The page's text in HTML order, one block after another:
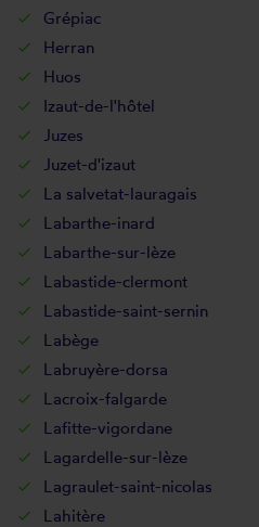
Grépiac
Herran
Huos
Izaut-de-l'hôtel
Juzes
Juzet-d'izaut
La salvetat-lauragais
Labarthe-inard
Labarthe-sur-lèze
Labastide-clermont
Labastide-saint-sernin
Labège
Labruyère-dorsa
Lacroix-falgarde
Lafitte-vigordane
Lagardelle-sur-lèze
Lagraulet-saint-nicolas
Lahitère